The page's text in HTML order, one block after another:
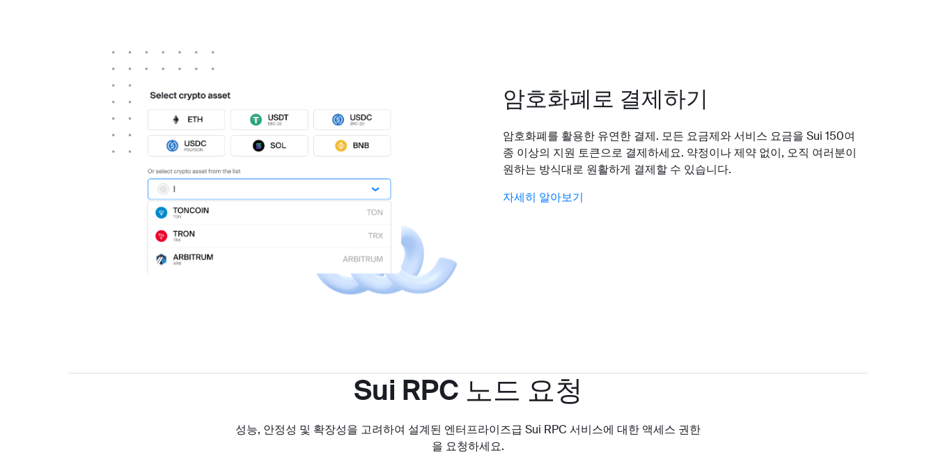
암호화폐로 결제하기
암호화폐를 활용한 유연한 결제. 모든 요금제와 서비스 요금을 Sui 150여
종 이상의 지원 토큰으로 결제하세요. 약정이나 제약 없이, 오직 여러분이
원하는 방식대로 원활하게 결제할 수 있습니다.
자세히 알아보기
Sui RPC 노드 요청
성능, 안정성 및 확장성을 고려하여 설계된 엔터프라이즈급 Sui RPC 서비스에 대한 액세스 권한
을 요청하세요.